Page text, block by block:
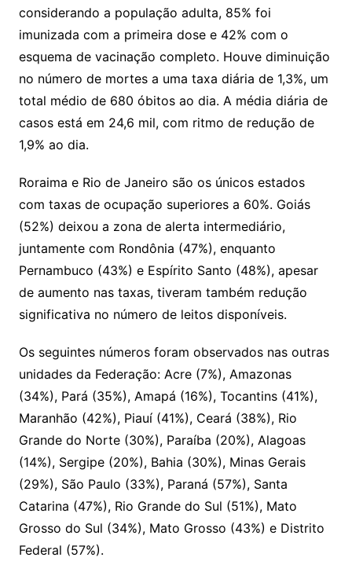
considerando a população adulta, 85% foi
imunizada com a primeira dose e 42% com o
esquema de vacinação completo. Houve diminuição
no número de mortes a uma taxa diária de 1,3%, um
total médio de 680 óbitos ao dia. A média diária de
casos está em 24,6 mil, com ritmo de redução de
1,9% ao dia.
Roraima e Rio de Janeiro são os únicos estados
com taxas de ocupação superiores a 60%. Goiás
(52%) deixou a zona de alerta intermediário,
juntamente com Rondônia (47%), enquanto
Pernambuco (43%) e Espírito Santo (48%), apesar
de aumento nas taxas, tiveram também redução
significativa no número de leitos disponíveis.
Os seguintes números foram observados nas outras
unidades da Federação: Acre (7%), Amazonas
(34%), Pará (35%), Amapá (16%), Tocantins (41%),
Maranhão (42%), Piauí (41%), Ceará (38%), Rio
Grande do Norte (30%), Paraíba (20%), Alagoas
(14%), Sergipe (20%), Bahia (30%), Minas Gerais
(29%), São Paulo (33%), Paraná (57%), Santa
Catarina (47%), Rio Grande do Sul (51%), Mato
Grosso do Sul (34%), Mato Grosso (43%) e Distrito
Federal (57%).